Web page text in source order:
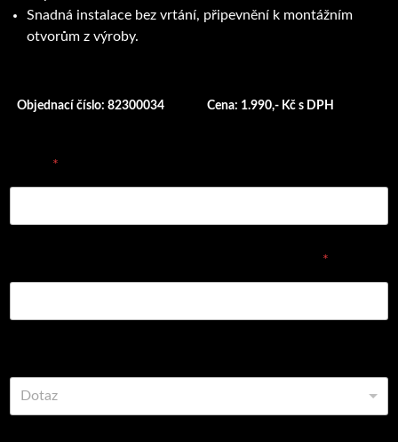
Snadná instalace bez vrtání, připevnění k montážním
otvorům z výroby.
Objednací číslo: 82300034 Cena: 1.990,- Kč s DPH
*
*
Dotaz